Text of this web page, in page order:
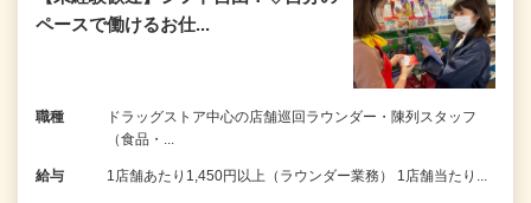
ペースで働けるお仕...
職種
ドラッグストア中心の店舗巡回ラウンダー・陳列スタッフ
（食品・...
給与 1店舗あたり1,450円以上（ラウンダー業務） 1店舗当たり...